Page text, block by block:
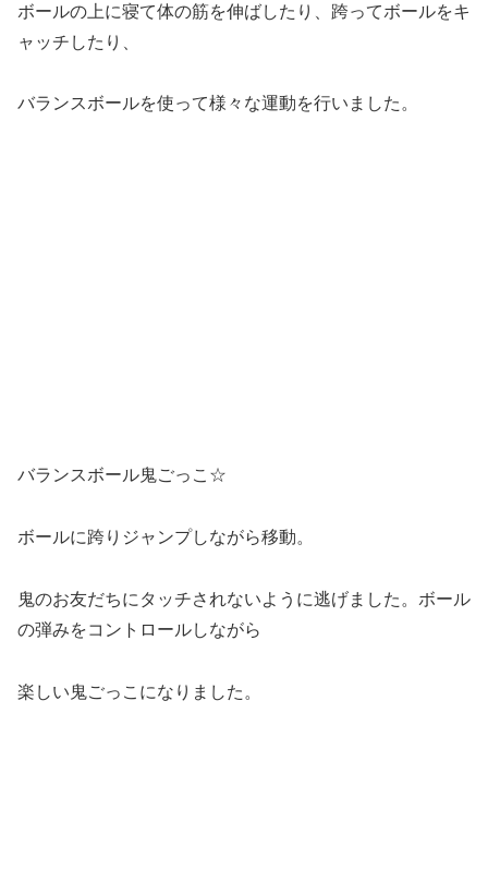
ボールの上に寝て体の筋を伸ばしたり、跨ってボールをキ
ャッチしたり、
バランスボールを使って様々な運動を行いました。
バランスボール鬼ごっこ☆
ボールに跨りジャンプしながら移動。
鬼のお友だちにタッチされないように逃げました。ボール
の弾みをコントロールしながら
楽しい鬼ごっこになりました。